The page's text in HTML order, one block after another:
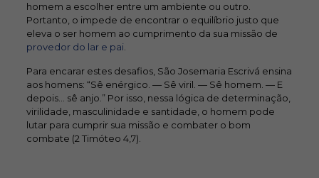
homem a escolher entre um ambiente ou outro.
Portanto, o impede de encontrar o equilíbrio justo que
eleva o ser homem ao cumprimento da sua missão de
provedor do lar e pai
Para encarar estes desafios, São Josemaria Escrivá ensina
aos homens: “Sê enérgico. — Sê viril. — Sê homem. — E
depois… sê anjo.” Por isso, nessa lógica de determinação,
virilidade, masculinidade e santidade, o homem pode
lutar para cumprir sua missão e combater o bom
combate (2 Timóteo 4,7).